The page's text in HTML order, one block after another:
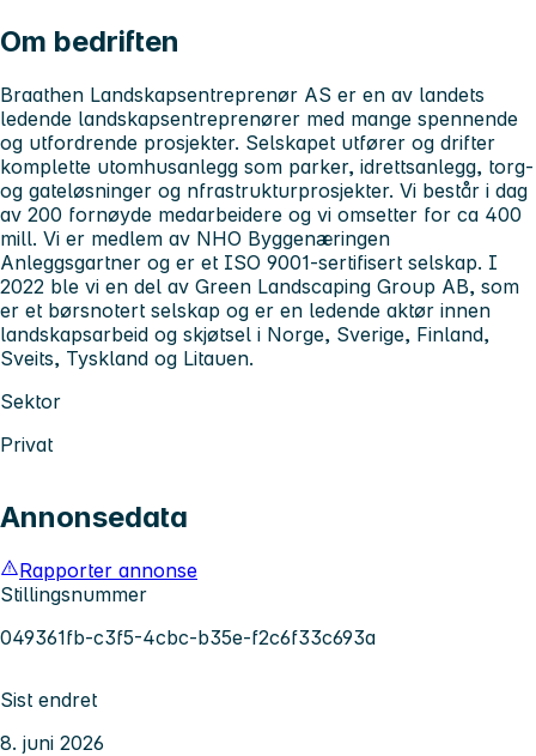
Om bedriften
Braathen Landskapsentreprenør AS er en av landets
ledende landskapsentreprenører med mange spennende
og utfordrende prosjekter. Selskapet utfører og drifter
komplette utomhusanlegg som parker, idrettsanlegg, torg-
og gateløsninger og nfrastrukturprosjekter. Vi består i dag
av 200 fornøyde medarbeidere og vi omsetter for ca 400
mill. Vi er medlem av NHO Byggenæringen
Anleggsgartner og er et ISO 9001-sertifisert selskap. I
2022 ble vi en del av Green Landscaping Group AB, som
er et børsnotert selskap og er en ledende aktør innen
landskapsarbeid og skjøtsel i Norge, Sverige, Finland,
Sveits, Tyskland og Litauen.
Sektor
Privat
Annonsedata
Rapporter annonse
Stillingsnummer
049361fb-c3f5-4cbc-b35e-f2c6f33c693a
Sist endret
8. juni 2026